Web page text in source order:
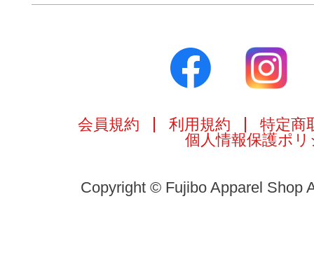
会員規約 利用規約
特定商
個人情報保護ポリ
Copyright © Fujibo Apparel Shop